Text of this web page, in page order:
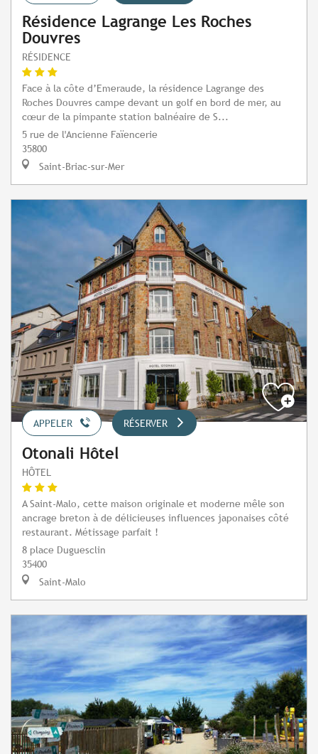
Résidence Lagrange Les Roches
Douvres
RÉSIDENCE
Face à la côte d’Emeraude, la résidence Lagrange des
Roches Douvres campe devant un golf en bord de mer, au
cœur de la pimpante station balnéaire de S...
5 rue de l'Ancienne Faïencerie
35800
Saint-Briac-sur-Mer
APPELER RÉSERVER
Otonali Hôtel
HÔTEL
A Saint-Malo, cette maison originale et moderne mêle son
ancrage breton à de délicieuses influences japonaises côté
restaurant. Métissage parfait !
8 place Duguesclin
35400
Saint-Malo